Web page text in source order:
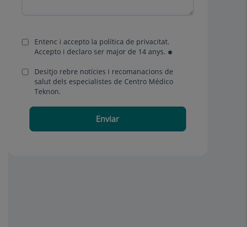
Entenc i accepto la política de privacitat.
Accepto i declaro ser major de 14 anys.
Desitjo rebre notícies i recomanacions de
salut dels especialistes de Centro Médico
Teknon.
Enviar